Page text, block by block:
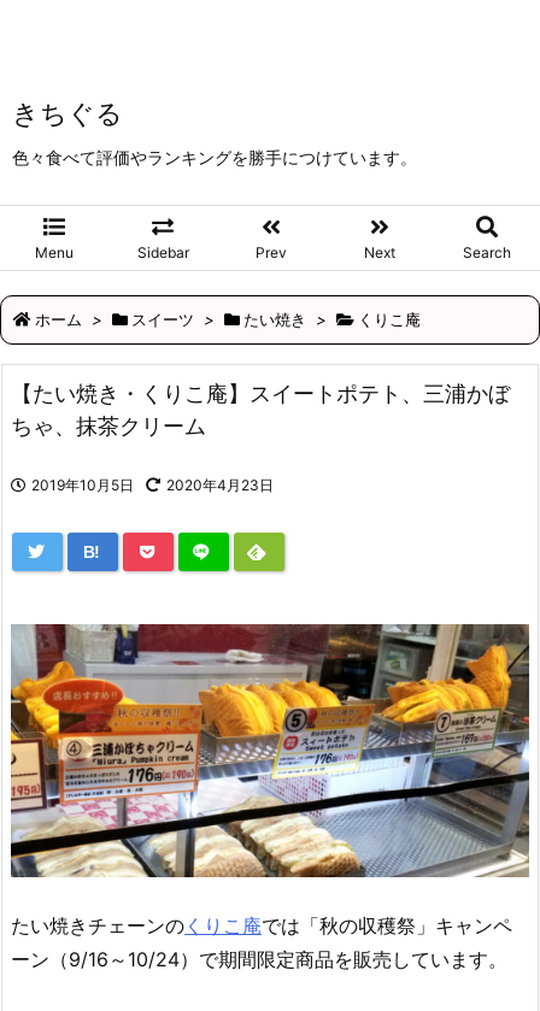
きちぐる
色々食べて評価やランキングを勝手につけています。
Menu Sidebar Prev Next Search
ホーム > スイーツ > たい焼き > くりこ庵
【たい焼き・くりこ庵】スイートポテト、三浦かぼ
ちゃ、抹茶クリーム
2019年10月5日 2020年4月23日
B!
たい焼きチェーンの くりこ庵では「秋の収穫祭」キャンペ
ーン（9/16～10/24）で期間限定商品を販売しています。